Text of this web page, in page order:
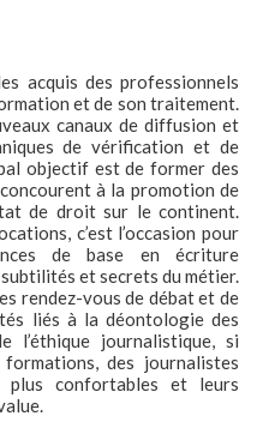
acquis des professionnels
et de son traitement.
canaux de diffusion et
de vérification et de
objectif est de former des
à la promotion de
de droit sur le continent.
c’est l’occasion pour
de base en écriture
et secrets du métier.
rendez-vous de débat et de
liés à la déontologie des
l’éthique journalistique, si
des journalistes
plus confortables et leurs